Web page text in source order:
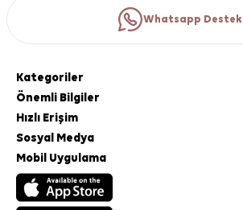
Whatsapp Destek
Kategoriler
Önemli Bilgiler
Hızlı Erişim
Sosyal Medya
Mobil Uygulama